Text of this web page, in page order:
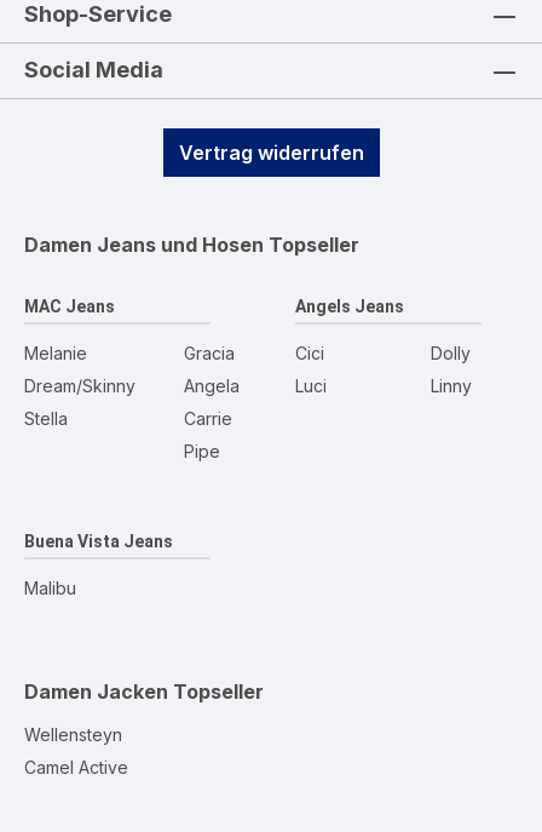
Shop-Service
Social Media
Vertrag widerrufen
Damen Jeans und Hosen Topseller
MAC Jeans
Melanie
Dream/Skinny
Stella
Gracia
Angela
Carrie
Pipe
Angels Jeans
Cici
Luci
Dolly
Linny
Buena Vista Jeans
Malibu
Damen Jacken Topseller
Wellensteyn
Camel Active